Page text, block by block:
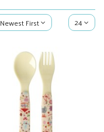
Newest First 24